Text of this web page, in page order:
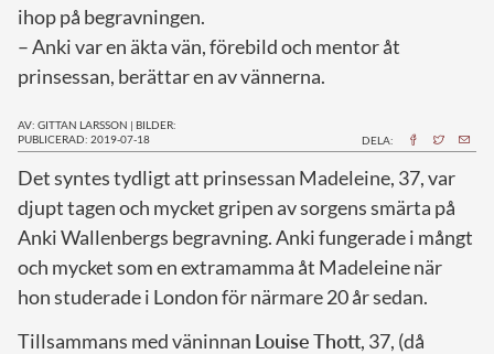
ihop på begravningen.
– Anki var en äkta vän, förebild och mentor åt
prinsessan, berättar en av vännerna.
AV: GITTAN LARSSON | BILDER:
PUBLICERAD: 2019-07-18
DELA:
Det syntes tydligt att prinsessan Madeleine, 37, var
djupt tagen och mycket gripen av sorgens smärta på
Anki Wallenbergs begravning. Anki fungerade i mångt
och mycket som en extramamma åt Madeleine när
hon studerade i London för närmare 20 år sedan.
Tillsammans med väninnan Louise Thott, 37, (då